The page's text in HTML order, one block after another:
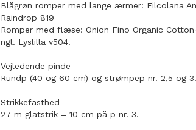
Blågrøn romper med lange ærmer: Filcolana
Raindrop 819
Romper med flæse: Onion Fino Organic
ngl. Lyslilla v504.
Vejledende pinde
Rundp (40 og 60 cm) og strømpep nr. 2,5 og 3.
Strikkefasthed
27 m glatstrik = 10 cm på p nr. 3.